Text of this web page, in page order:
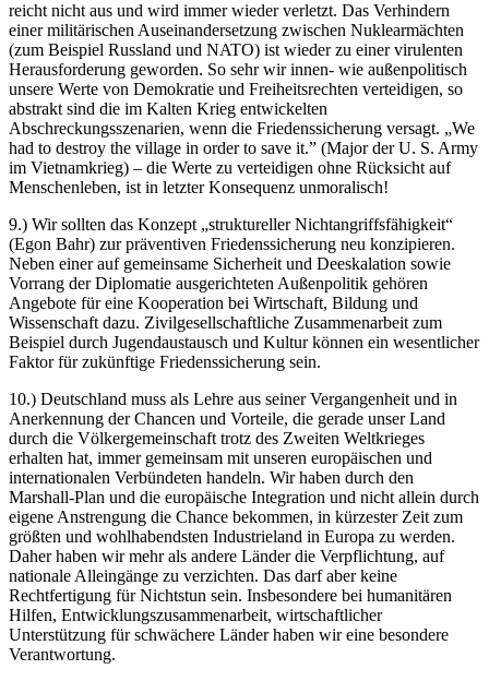
reicht nicht aus und wird immer wieder verletzt. Das Verhindern
einer militärischen Auseinandersetzung zwischen Nuklearmächten
(zum Beispiel Russland und NATO) ist wieder zu einer virulenten
Herausforderung geworden. So sehr wir innen- wie außenpolitisch
unsere Werte von Demokratie und Freiheitsrechten verteidigen, so
abstrakt sind die im Kalten Krieg entwickelten
Abschreckungsszenarien, wenn die Friedenssicherung versagt. „We
had to destroy the village in order to save it.” (Major der U. S. Army
im Vietnamkrieg) – die Werte zu verteidigen ohne Rücksicht auf
Menschenleben, ist in letzter Konsequenz unmoralisch!
9.) Wir sollten das Konzept „struktureller Nichtangriffsfähigkeit“
(Egon Bahr) zur präventiven Friedenssicherung neu konzipieren.
Neben einer auf gemeinsame Sicherheit und Deeskalation sowie
Vorrang der Diplomatie ausgerichteten Außenpolitik gehören
Angebote für eine Kooperation bei Wirtschaft, Bildung und
Wissenschaft dazu. Zivilgesellschaftliche Zusammenarbeit zum
Beispiel durch Jugendaustausch und Kultur können ein wesentlicher
Faktor für zukünftige Friedenssicherung sein.
10.) Deutschland muss als Lehre aus seiner Vergangenheit und in
Anerkennung der Chancen und Vorteile, die gerade unser Land
durch die Völkergemeinschaft trotz des Zweiten Weltkrieges
erhalten hat, immer gemeinsam mit unseren europäischen und
internationalen Verbündeten handeln. Wir haben durch den
Marshall-Plan und die europäische Integration und nicht allein durch
eigene Anstrengung die Chance bekommen, in kürzester Zeit zum
größten und wohlhabendsten Industrieland in Europa zu werden.
Daher haben wir mehr als andere Länder die Verpflichtung, auf
nationale Alleingänge zu verzichten. Das darf aber keine
Rechtfertigung für Nichtstun sein. Insbesondere bei humanitären
Hilfen, Entwicklungszusammenarbeit, wirtschaftlicher
Unterstützung für schwächere Länder haben wir eine besondere
Verantwortung.